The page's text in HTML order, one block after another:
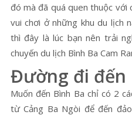
đó mà đã quá quen thuộc với
vui chơi ở những khu du lịch
thì đây là lúc bạn nên trải
chuyến du lịch Bình Ba Cam
Đường đi đến
Muốn đến Bình Ba chỉ có 2
từ Cảng Ba Ngòi để đến